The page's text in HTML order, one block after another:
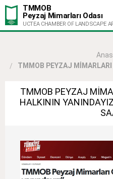
TMMOB
Peyzaj Mimarları Odası
UCTEA CHAMBER OF LANDSCAPE
TMMOB PEYZAJ
TMMOB PEYZAJ
HALKININ